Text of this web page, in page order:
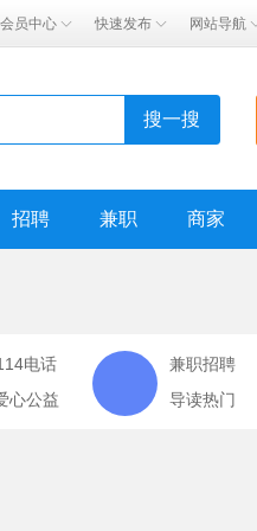
会员中心 快速发布 网站导航
搜一搜
招聘 兼职 商家
电话
心公益
兼职招聘
导读热门